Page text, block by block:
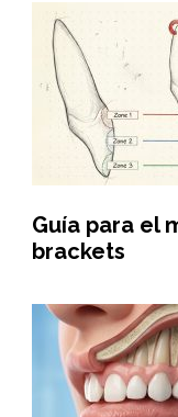
Guía para el
brackets